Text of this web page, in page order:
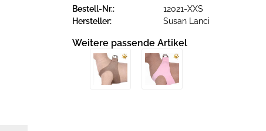
Bestell-Nr.:
12021-XXS
Hersteller:
Susan Lanci
Weitere passende Artikel